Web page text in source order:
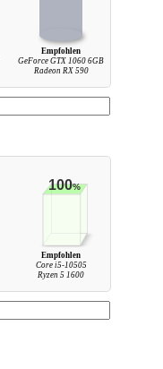
Empfohlen
GeForce GTX 1060 6GB
Radeon RX 590
100%
Empfohlen
Core i5-10505
Ryzen 5 1600